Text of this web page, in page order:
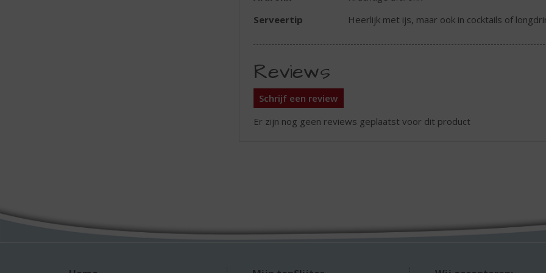
Serveertip
Heerlijk met ijs, maar ook in cocktails of
Reviews
Schrijf een review
Er zijn nog geen reviews geplaatst voor dit product